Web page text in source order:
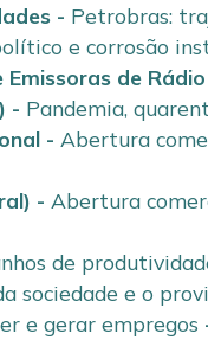
- Petrobras:
e corrosão
de
- Pandemia,
-Abertura
-Abertura
de
sociedade e o
e gerar empregos